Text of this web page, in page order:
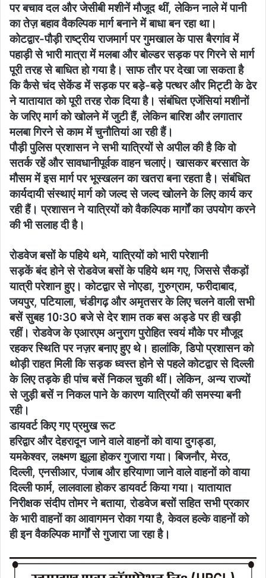
पर बचाव दल और जेसीबी मशीनें मौजूद थीं, लेकिन नाले में पानी
का तेज़ बहाव वैकल्पिक मार्ग बनाने में बाधा बन रहा था।
कोटद्वार-पौड़ी राष्ट्रीय राजमार्ग पर गुमखाल के पास बैरगांव में
पहाड़ी से भारी मात्रा में मलबा और बोल्डर सड़क पर गिरने से मार्ग
पूरी तरह से बाधित हो गया है। साफ तौर पर देखा जा सकता है
कि कैसे चंद सेकेंड में सड़क पर बड़े-बड़े पत्थर और मिट्टी के ढेर
ने यातायात को पूरी तरह रोक दिया है। संबंधित एजेंसियां मशीनों
के जरिए मार्ग को खोलने में जुटी हैं, लेकिन बारिश और लगातार
मलबा गिरने से काम में चुनौतियां आ रही हैं।
पौड़ी पुलिस प्रशासन ने सभी यात्रियों से अपील की है कि वो
सतर्क रहें और सावधानीपूर्वक वाहन चलाएं। खासकर बरसात के
मौसम में इस मार्ग पर भूस्खलन का खतरा बना रहता है। संबंधित
कार्यदायी संस्थाएं मार्ग को जल्द से जल्द खोलने के लिए कार्य कर
रही हैं। प्रशासन ने यात्रियों को वैकल्पिक मार्गों का उपयोग करने
की भी सलाह दी है।
रोडवेज बसों के पहिये थमे, यात्रियों को भारी परेशानी
सड़कें बंद होने से रोडवेज बसों के पहिये थम गए, जिससे सैकड़ों
यात्री परेशान हुए। कोटद्वार से नोएडा, गुरुग्राम, फरीदाबाद,
जयपुर, पटियाला, चंडीगढ़ और अमृतसर के लिए चलने वाली सभी
बसें सुबह 10ः30 बजे से देर शाम तक बस अड्डे पर ही खड़ी
रहीं। रोडवेज के एआरएम अनुराग पुरोहित स्वयं मौके पर मौजूद
रहकर स्थिति पर नज़र बनाए हुए थे। हालांकि, डिपो प्रशासन को
थोड़ी राहत मिली कि सड़क ध्वस्त होने से पहले कोटद्वार से दिल्ली
के लिए तड़के ही पांच बसें निकल चुकी थीं। लेकिन, अन्य राज्यों
से जुड़ी बसें न निकल पाने के कारण यात्रियों की समस्या बनी
रही।
डायवर्ट किए गए प्रमुख रूट
हरिद्वार और देहरादून जाने वाले वाहनों को वाया दुगड्डा,
यमकेश्वर, लक्ष्मण झूला होकर गुजारा गया। बिजनौर, मेरठ,
दिल्ली, एनसीआर, पंजाब और हरियाणा जाने वाले वाहनों को वाया
दिल्ली फार्म, लालवाला होकर डायवर्ट किया गया। यातायात
निरीक्षक संदीप तोमर ने बताया, रोडवेज बसों सहित सभी प्रकार
के भारी वाहनों का आवागमन रोका गया है, केवल हल्के वाहनों को
ही इन वैकल्पिक मार्गों से गुजारा जा रहा है।